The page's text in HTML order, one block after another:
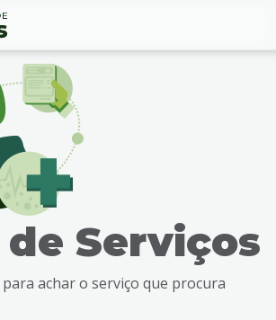
Serviços
achar o serviço que procura